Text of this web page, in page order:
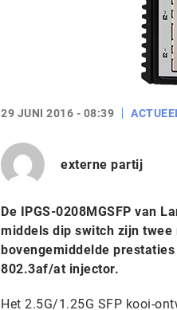
29 JUNI 2016 - 08:39
externe partij
De IPGS-0208MGSFP van
middels dip switch zijn
bovengemiddelde
802.3af/at injector.
Het 2.5G/1.25G SFP kooi-